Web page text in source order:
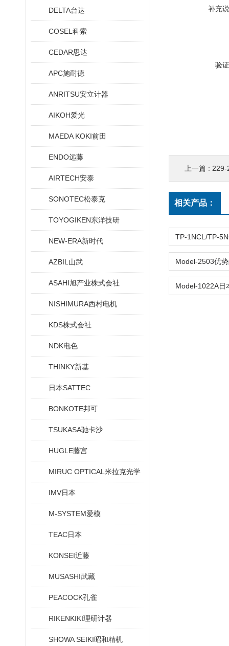
DELTA台达
COSEL科索
CEDAR思达
APC施耐德
ANRITSU安立计器
AIKOH爱光
MAEDA KOKI前田
ENDO远藤
AIRTECH安泰
SONOTEC松泰克
TOYOGIKEN东洋技研
NEW-ERA新时代
AZBIL山武
ASAHI旭产业株式会社
NISHIMURA西村电机
KDS株式会社
NDK电色
THINKY新基
日本SATTEC
BONKOTE邦可
TSUKASA驰卡沙
HUGLE藤宫
MIRUC OPTICAL米拉克光学
IMV日本
M-SYSTEM爱模
TEAC日本
KONSEI近藤
MUSASHI武藏
PEACOCK孔雀
RIKENKIKI理研计器
SHOWA SEIKI昭和精机
补充
验
上一篇 : 229-
相关产品：